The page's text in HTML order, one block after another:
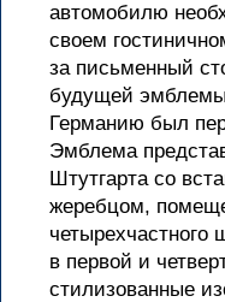
автомобилю
своем
за письменный
будущей
Германию был
Эмблема
Штутгарта со
жеребцом,
четырехчастного
в первой и
стилизованные